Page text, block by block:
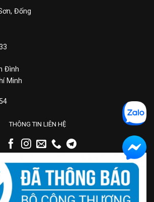
Đống
Đình
Minh
THÔNG TIN LIÊN HỆ